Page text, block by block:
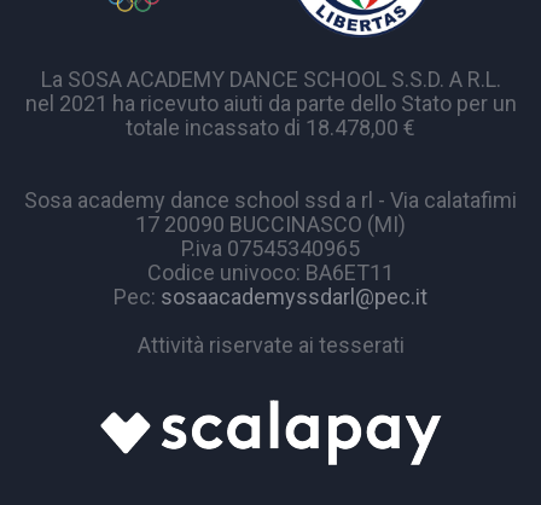
La SOSA ACADEMY DANCE SCHOOL S.S.D. A R.L.
nel 2021 ha ricevuto aiuti da parte dello Stato per un
totale incassato di 18.478,00 €
Sosa academy dance school ssd a rl - Via calatafimi
17 20090 BUCCINASCO (MI)
P.iva 07545340965
Codice univoco: BA6ET11
Pec: sosaacademyssdarl@pec.it
Attività riservate ai tesserati